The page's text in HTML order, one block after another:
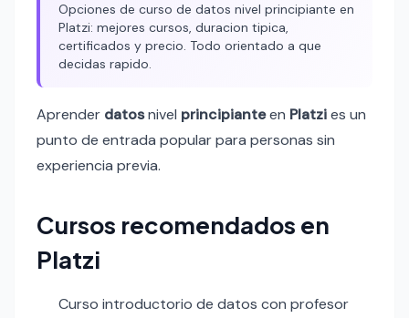
Opciones de curso de datos nivel principiante en
Platzi: mejores cursos, duracion tipica,
certificados y precio. Todo orientado a que
decidas rapido.
Aprender datosnivel principianteen Platzies un
punto de entrada popular para personas sin
experiencia previa.
Cursos recomendados en
Platzi
Curso introductorio de datos con profesor